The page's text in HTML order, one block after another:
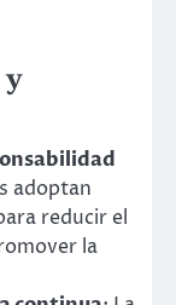
adoptan
reducir el
la